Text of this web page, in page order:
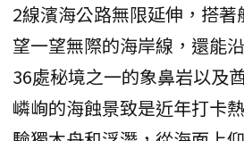
2線濱海公路無限延伸，搭
望一望無際的海岸線，還能
36處秘境之一的象鼻岩以及
嶙峋的海蝕景致是近年打卡